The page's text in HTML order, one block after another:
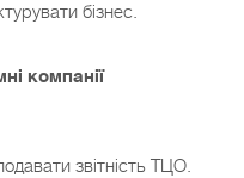
бізнес.
компанії
звітність ТЦО.